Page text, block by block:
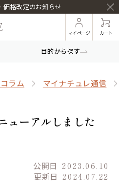
価格改定のお知らせ
マイページ カート
目的から探す
ラム マイナチュレ通信
ューアルしました
公開日 2023.06.10
更新日 2024.07.22